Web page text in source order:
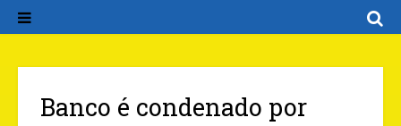
Banco é condenado por